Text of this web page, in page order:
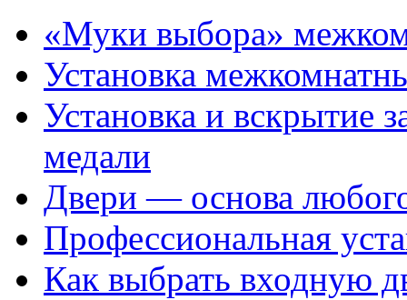
«Муки выбора»
Установка
Установка и вскрытие
медали
Двери — основа
Профессиональная
Как выбрать входную